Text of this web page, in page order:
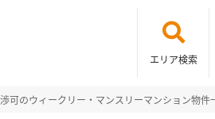
エリア検索
可のウィークリー・マンスリーマンション物件